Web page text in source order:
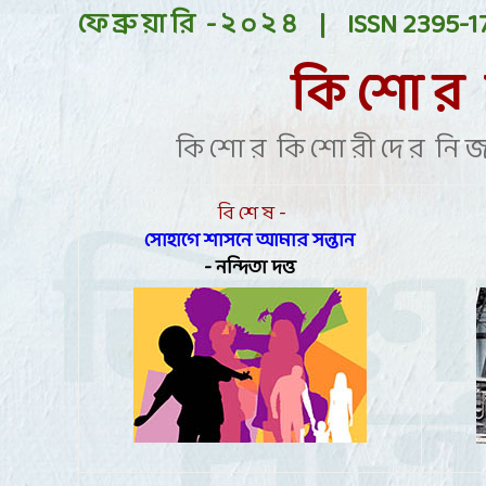
ফে ব্রু য়া রি - ২ ০ ২ ৪ | ISSN 2395-
কি শো র
কি শো র কি শো রী দে র নি
বি শে ষ -
সোহাগে শাসনে আমার সন্তান
-নন্দিতা দত্ত